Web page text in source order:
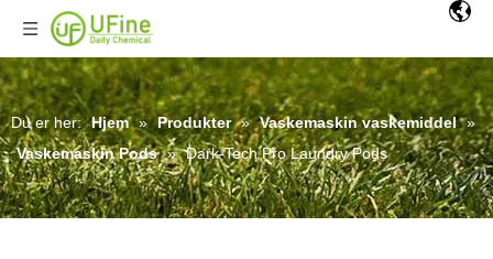
Du er her: Hjem » Produkter » Vaskemaskin vaskemiddel »
Vaskemaskin Pods » Dark-Tech Pro Laundry Pods